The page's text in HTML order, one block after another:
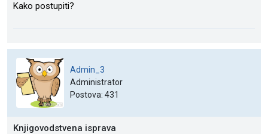
Kako postupiti?
Admin_3
Administrator
Postova: 431
Knjigovodstvena isprava